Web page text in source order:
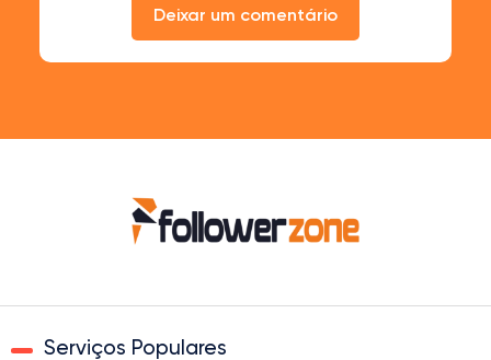
Deixar um comentário
Serviços Populares